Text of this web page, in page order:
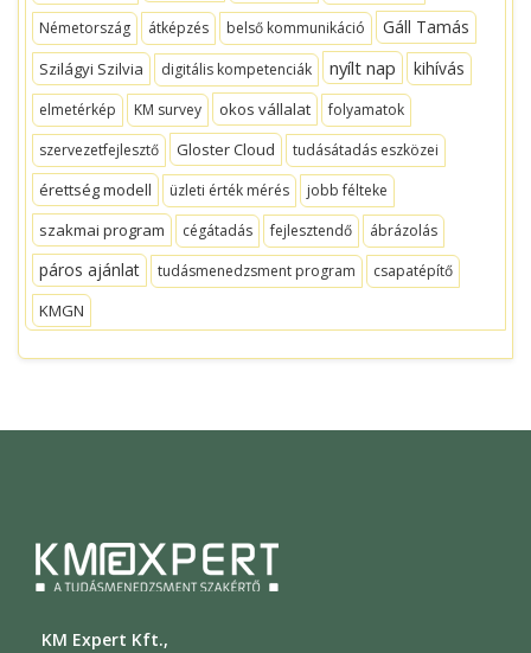
Németország
átképzés belső kommunikáció Gáll Tamás
Szilágyi Szilvia digitális kompetenciák nyílt nap kihívás
elmetérkép KM survey okos vállalat
folyamatok
szervezetfejlesztő
Gloster Cloud tudásátadás eszközei
érettség modell üzleti érték mérés jobb félteke
szakmai program cégátadás fejlesztendő ábrázolás
páros ajánlat tudásmenedzsment program csapatépítő
KMGN
KM Expert Kft.,